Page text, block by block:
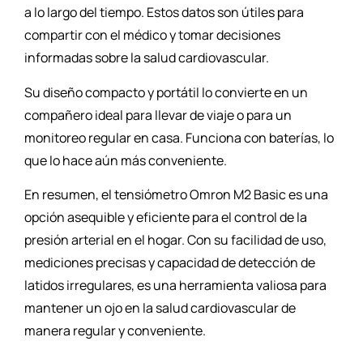
a lo largo del tiempo. Estos datos son útiles para
compartir con el médico y tomar decisiones
informadas sobre la salud cardiovascular.
Su diseño compacto y portátil lo convierte en un
compañero ideal para llevar de viaje o para un
monitoreo regular en casa. Funciona con baterías, lo
que lo hace aún más conveniente.
En resumen, el tensiómetro Omron M2 Basic es una
opción asequible y eficiente para el control de la
presión arterial en el hogar. Con su facilidad de uso,
mediciones precisas y capacidad de detección de
latidos irregulares, es una herramienta valiosa para
mantener un ojo en la salud cardiovascular de
manera regular y conveniente.